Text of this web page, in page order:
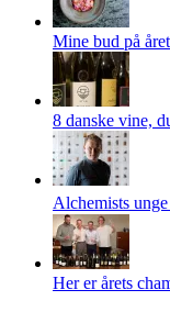
Mine bud på
8 danske vine,
Alchemists
Her er årets